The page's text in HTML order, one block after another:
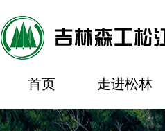
首页 走进松林